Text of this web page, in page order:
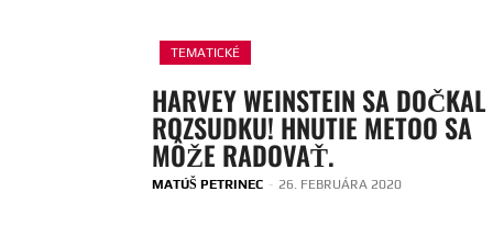
TEMATICKÉ
HARVEY WEINSTEIN SA DOČKAL
ROZSUDKU! HNUTIE METOO SA
MÔŽE RADOVAŤ.
MATÚŠ PETRINEC - 26. FEBRUÁRA 2020